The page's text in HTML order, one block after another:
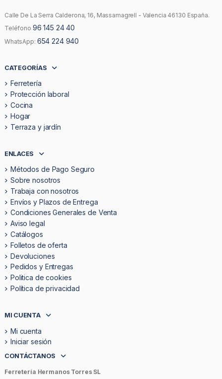
Calle De La Serra Calderona, 16, Massamagrell - Valencia 46130 España.
Teléfono 96 145 24 40
WhatsApp: 654 224 940
CATEGORÍAS
Ferretería
Protección laboral
Cocina
Hogar
Terraza y jardín
ENLACES
Métodos de Pago Seguro
Sobre nosotros
Trabaja con nosotros
Envíos y Plazos de Entrega
Condiciones Generales de Venta
Aviso legal
Catálogos
Folletos de oferta
Devoluciones
Pedidos y Entregas
Politica de cookies
Política de privacidad
MI CUENTA
Mi cuenta
Iniciar sesión
CONTÁCTANOS
Ferretería Hermanos Torres SL